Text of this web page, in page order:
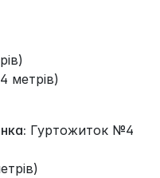
метрів)
Гуртожиток №4